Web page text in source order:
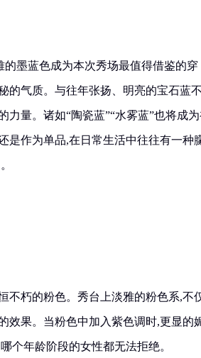
墨蓝色成为本次秀场最值得借鉴的穿
的气质。与往年张扬、明亮的宝石蓝
量。诸如“陶瓷蓝”“水雾蓝”也将成
是作为单品,在日常生活中往往有一种
不朽的粉色。秀台上淡雅的粉色系,不
效果。当粉色中加入紫色调时,更显的
个年龄阶段的女性都无法拒绝。